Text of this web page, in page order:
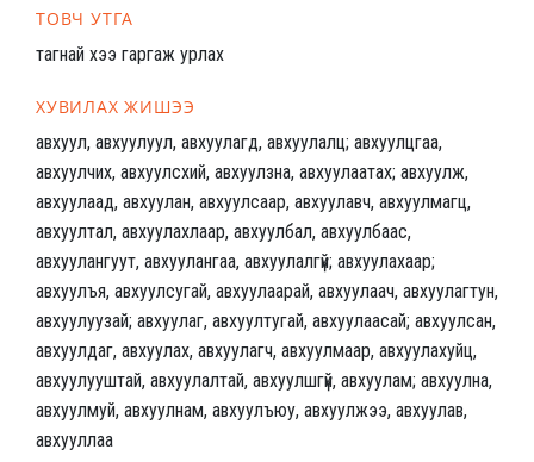
ТОВЧ УТГА
тагнай хээ гаргаж урлах
ХУВИЛАХ ЖИШЭЭ
авхуул, авхуулуул, авхуулагд, авхуулалц; авхуулцгаа,
авхуулчих, авхуулсхий, авхуулзна, авхуулаатах; авхуулж,
авхуулаад, авхуулан, авхуулсаар, авхуулавч, авхуулмагц,
авхуултал, авхуулахлаар, авхуулбал, авхуулбаас,
авхуулангуут, авхуулангаа, авхуулалгүй; авхуулахаар;
авхуулъя, авхуулсугай, авхуулаарай, авхуулаач, авхуулагтун,
авхуулуузай; авхуулаг, авхуултугай, авхуулаасай; авхуулсан,
авхуулдаг, авхуулах, авхуулагч, авхуулмаар, авхуулахуйц,
авхуулууштай, авхуулалтай, авхуулшгүй, авхуулам; авхуулна,
авхуулмуй, авхуулнам, авхуулъюу, авхуулжээ, авхуулав,
авхууллаа